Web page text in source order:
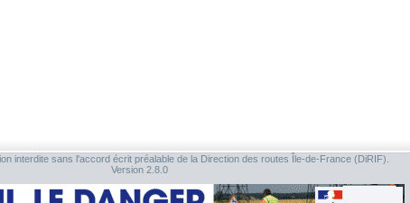
interdite sans l'accord écrit préalable de la Direction des routes Île-de-France (DiRIF).
Version 2.8.0